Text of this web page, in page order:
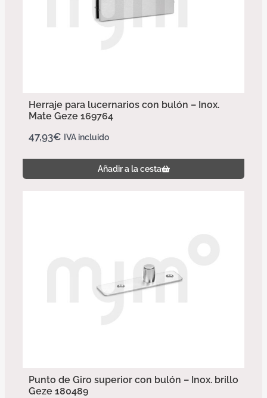
Herraje para lucernarios con bulón – Inox.
Mate Geze 169764
47,93€ IVA incluido
Añadir a la cesta
Punto de Giro superior con bulón – Inox. brillo
Geze 180489